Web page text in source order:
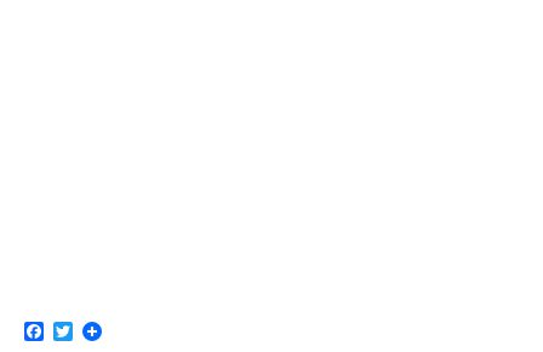
Facebook
Twitter